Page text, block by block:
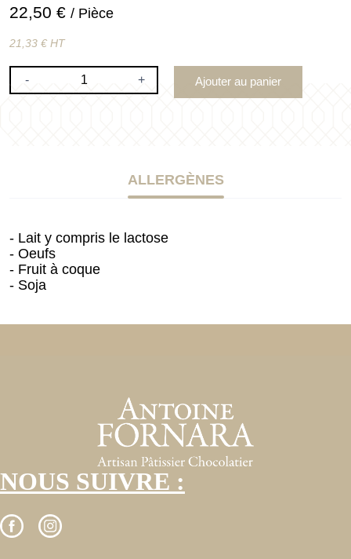
22,50 € / Pièce
21,33 € HT
- + Ajouter au panier
ALLERGÈNES
- Lait y compris le lactose
- Oeufs
- Fruit à coque
- Soja
NOUS SUIVRE :